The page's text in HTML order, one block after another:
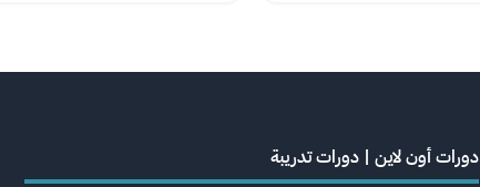
دورات أون لاين | دورات تدريبة